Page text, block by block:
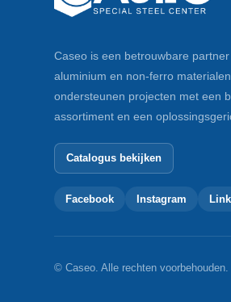
Caseo is een betrouwbare partner
aluminium en non-ferro
ondersteunen projecten met een
assortiment en een
Catalogus bekijken
Facebook Instagram
© Caseo. Alle rechten voorbehouden.